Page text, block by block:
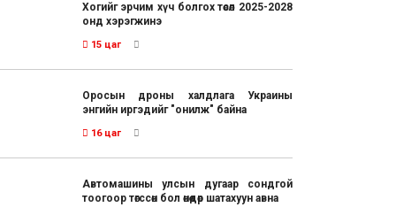
Хогийг эрчим хүч болгох төсөл 2025-2028
онд хэрэгжинэ
15 цаг
Оросын дроны халдлага Украины
энгийн иргэдийг "онилж" байна
16 цаг
Автомашины улсын дугаар сондгой
тоогоор төгссөн бол өнөөдөр шатахуун авна